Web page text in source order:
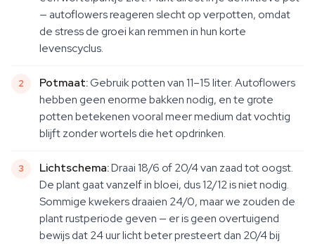
— autoflowers reageren slecht op verpotten, omdat
de stress de groei kan remmen in hun korte
levenscyclus.
Potmaat:Gebruik potten van 11–15 liter. Autoflowers
hebben geen enorme bakken nodig, en te grote
potten betekenen vooral meer medium dat vochtig
blijft zonder wortels die het opdrinken.
Lichtschema:Draai 18/6 of 20/4 van zaad tot oogst.
De plant gaat vanzelf in bloei, dus 12/12 is niet nodig.
Sommige kwekers draaien 24/0, maar we zouden de
plant rustperiode geven — er is geen overtuigend
bewijs dat 24 uur licht beter presteert dan 20/4 bij